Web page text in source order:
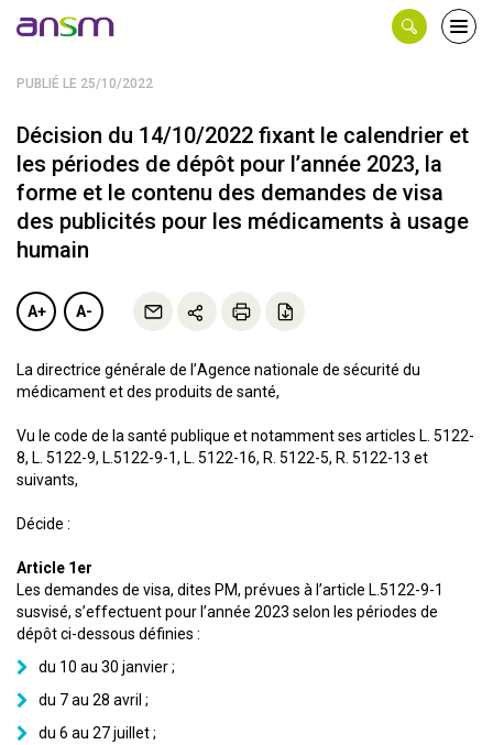
PUBLIÉ LE 25/10/2022
Décision du 14/10/2022 fixant le calendrier et
les périodes de dépôt pour l’année 2023, la
forme et le contenu des demandes de visa
des publicités pour les médicaments à usage
humain
A+ A-
La directrice générale de l’Agence nationale de sécurité du
médicament et des produits de santé,
Vu le code de la santé publique et notamment ses articles L. 5122-
8, L. 5122-9, L.5122-9-1, L. 5122-16, R. 5122-5, R. 5122-13 et
suivants,
Décide :
Article 1er
Les demandes de visa, dites PM, prévues à l’article L.5122-9-1
susvisé, s’effectuent pour l’année 2023 selon les périodes de
dépôt ci-dessous définies :
du 10 au 30 janvier ;
du 7 au 28 avril ;
du 6 au 27 juillet ;